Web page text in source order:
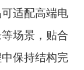
适配高端电
场景，贴合
保持结构完